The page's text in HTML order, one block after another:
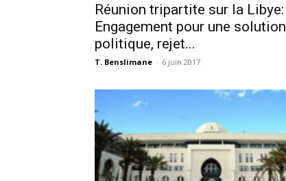
Réunion tripartite sur la Libye:
Engagement pour une solution
politique, rejet...
T. Benslimane - 6 juin 2017